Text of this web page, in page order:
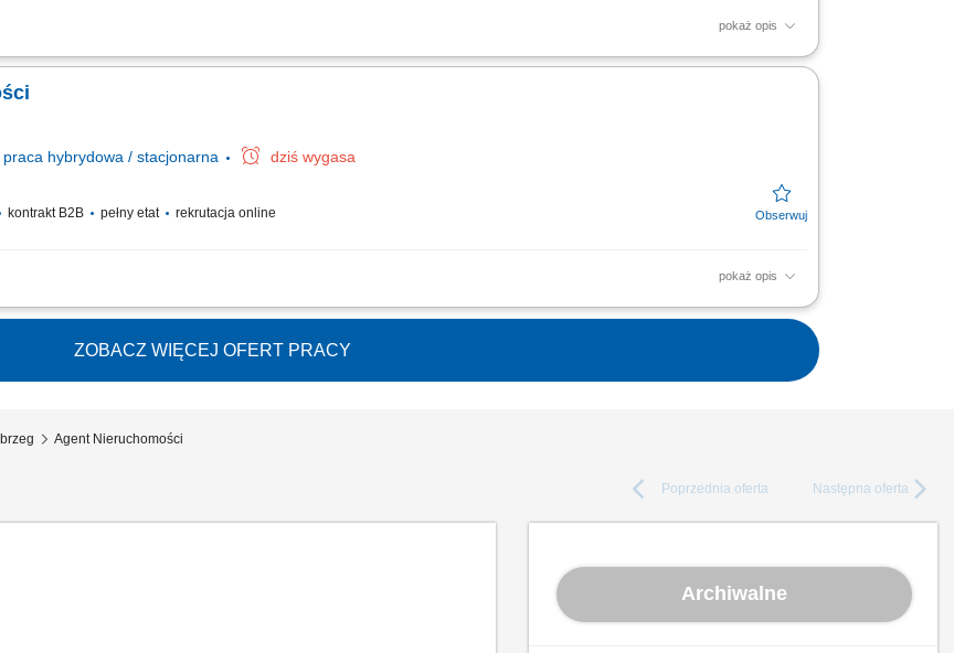
pokaż opis
nieruchomości. Pozyskiwanie ofert na wyłączność oraz budowanie własnego portfela klientów. Kompleksowa obsługa
praca hybrydowa / stacjonarna dziś wygasa
kontrakt B2B pełny etat rekrutacja online
pokaż opis
nieruchomości. Pozyskiwanie ofert na wyłączność oraz budowanie własnego portfela klientów. Kompleksowa obsługa
ZOBACZ WIĘCEJ OFERT PRACY
Agent Nieruchomości
Poprzednia oferta Następna oferta
Archiwalne